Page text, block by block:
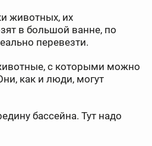
животных, их
в большой ванне, по
перевезти.
с которыми можно
как и люди, могут
бассейна. Тут надо